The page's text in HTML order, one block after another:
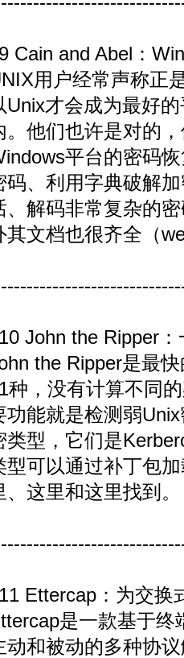
Cain and Abel：
用户经常声称正
Unix才会成为最好
。他们也许是对的
平台的密码
码、利用字典破解
、解码非常复杂的
其文档也很齐全（
John the Ripper
the Ripper是最
种，没有计算不同
功能就是检测弱
类型，它们是
型可以通过补丁包
、这里和这里找到。
Ettercap：为交换
是一款基于
动和被动的多种协